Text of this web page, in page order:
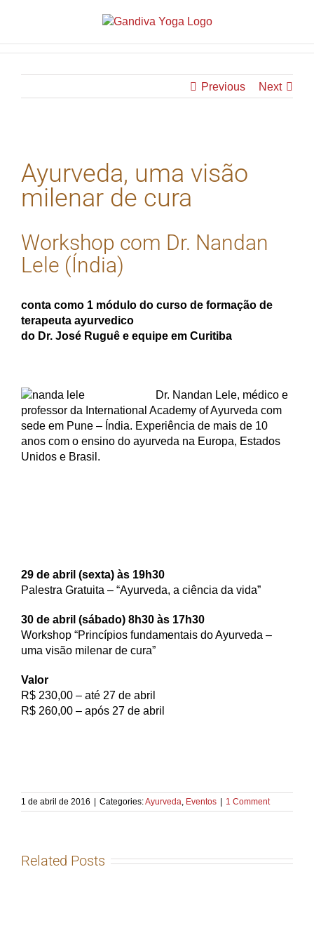
Previous Next
Larger
Image
Ayurveda, uma visão
milenar de cura
Workshop com Dr. Nandan
Lele (Índia)
conta como 1 módulo do curso de formação de
terapeuta ayurvedico
do Dr. José Ruguê e equipe em Curitiba
Dr. Nandan Lele, médico e
professor da International Academy of Ayurveda com
sede em Pune – Índia. Experiência de mais de 10
anos com o ensino do ayurveda na Europa, Estados
Unidos e Brasil.
29 de abril (sexta) às 19h30
Palestra Gratuita – “Ayurveda, a ciência da vida”
30 de abril (sábado) 8h30 às 17h30
Workshop “Princípios fundamentais do Ayurveda –
uma visão milenar de cura”
Valor
R$ 230,00 – até 27 de abril
R$ 260,00 – após 27 de abril
1 de abril de 2016 Categories:Ayurveda, Eventos 1 Comment
Related Posts